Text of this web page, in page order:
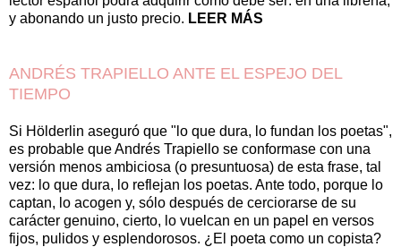
y abonando un justo precio. LEER MÁS
ANDRÉS TRAPIELLO ANTE EL ESPEJO DEL
TIEMPO
Si Hölderlin aseguró que "lo que dura, lo fundan los poetas",
es probable que Andrés Trapiello se conformase con una
versión menos ambiciosa (o presuntuosa) de esta frase, tal
vez: lo que dura, lo reflejan los poetas. Ante todo, porque lo
captan, lo acogen y, sólo después de cerciorarse de su
carácter genuino, cierto, lo vuelcan en un papel en versos
fijos, pulidos y esplendorosos. ¿El poeta como un copista?